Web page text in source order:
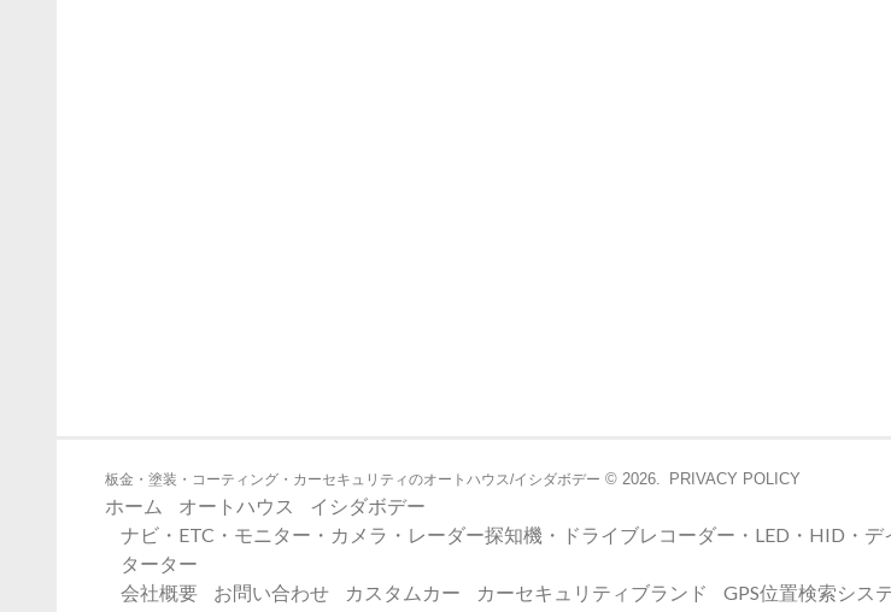
板金・塗装・コーティング・カーセキュリティのオートハウス/イシダボデー © 2026. PRIVACY POLICY
ホーム オートハウス
イシダボデー
ナビ・ETC・モニター・カメラ・レーダー探知機・ドライブレコーダー・LED・HID・
ターター
会社概要
お問い合わせ カスタムカー カーセキュリティブランド
GPS位置検索シス